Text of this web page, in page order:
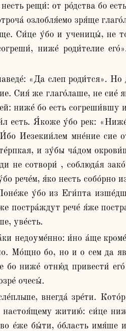
рещи́: от ро́дства бо
озлобля́емо зря́ще
Си́це у́бо и ученицы́, не
ниже́ роди́телие
Сия́ же глаго́лаше, не сие́
ниже́ бо есть согреши́вшу
есть. Я́коже у́бо рек:
И́бо Иезекии́лем мне́ние
и зу́бы ча́дом
не сотвори́ , соблюда́я
рече́м, я́ко несть собо́рно
у́бо из Еги́пта
постра́ждут рече́ я́же
уве́сть.
Мо́щно бо, но и о сем да
ниже́ отню́д привести́
очесы́.
житию́: си́це
е́же бы́ти, о́бласть имя́ше